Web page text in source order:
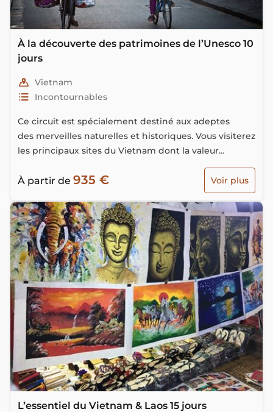
À la découverte des patrimoines de l’Unesco 10
jours
Vietnam
Incontournables
Ce circuit est spécialement destiné aux adeptes
des merveilles naturelles et historiques. Vous visiterez
les principaux sites du Vietnam dont la valeur
À partir de 935 € Voir plus
L’essentiel du Vietnam & Laos 15 jours